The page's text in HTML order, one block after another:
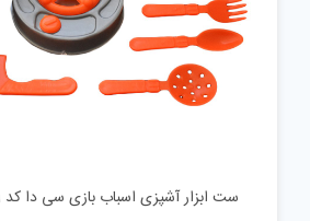
ست ابزار آشپزی اسباب بازی سی دا کد Na1011